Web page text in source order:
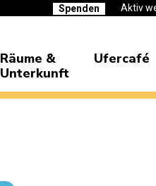
Spenden Aktiv
Räume &
Unterkunft
Ufercafé